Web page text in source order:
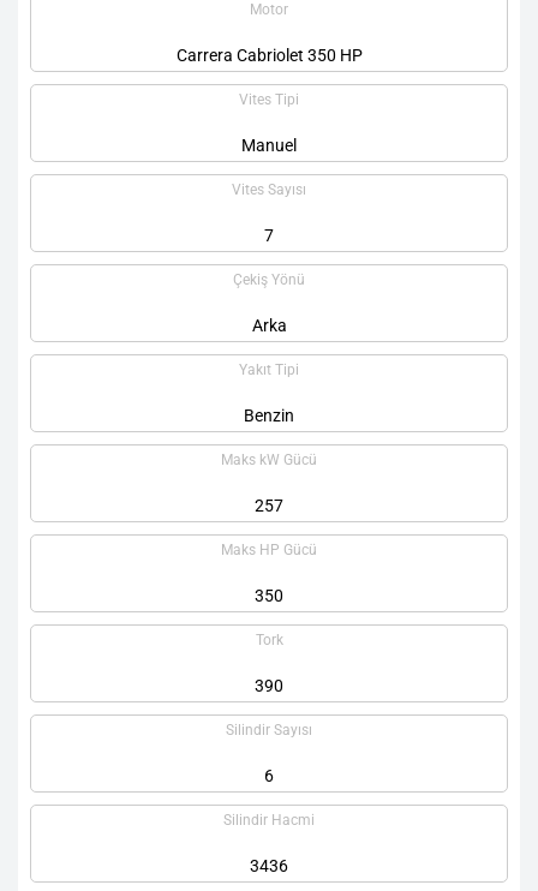
Motor
Carrera Cabriolet 350 HP
Vites Tipi
Manuel
Vites Sayısı
7
Çekiş Yönü
Arka
Yakıt Tipi
Benzin
Maks kW Gücü
257
Maks HP Gücü
350
Tork
390
Silindir Sayısı
6
Silindir Hacmi
3436